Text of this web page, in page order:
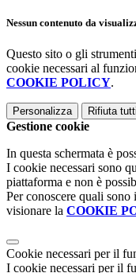
Nessun contenuto da
Questo sito o gli
cookie necessari al
COOKIE POLICY.
Personalizza Rifiuta tutti
Gestione cookie
In questa schermata è
I cookie necessari sono
piattaforma e non è
Per conoscere quali
visionare la COOKIE
Cookie necessari per il
I cookie necessari per il